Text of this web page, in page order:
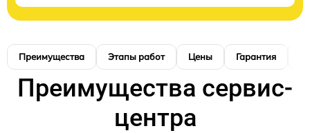
Преимущества Этапы работ Цены Гарантия
Преимущества сервис-
центра